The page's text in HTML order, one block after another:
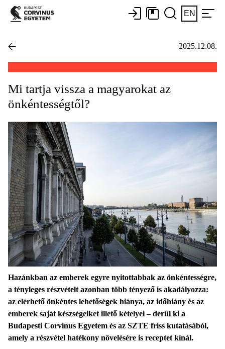
EN
2025.12.08.
Mi tartja vissza a magyarokat az
önkéntességtől?
Hazánkban az emberek egyre nyitottabbak az önkéntességre,
a tényleges részvételt azonban több tényező is akadályozza:
az elérhető önkéntes lehetőségek hiánya, az időhiány és az
emberek saját készségeiket illető kételyei – derül ki a
Budapesti Corvinus Egyetem és az SZTE friss kutatásából,
amely a részvétel hatékony növelésére is receptet kínál.